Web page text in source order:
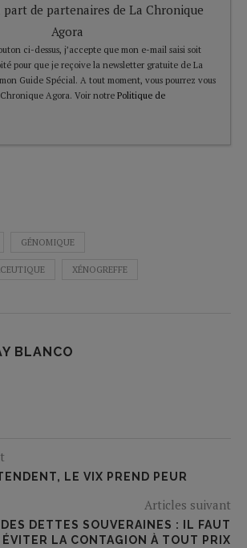
part de partenaires de La Chronique
Agora
ci-dessus, j’accepte que mon e-mail saisi soit
pour que je reçoive la newsletter gratuite de La
Guide Spécial. A tout moment, vous pourrez vous
Agora. Voir notre Politique de
GÉNOMIQUE
XÉNOGREFFE
BLANCO
LE VIX PREND PEUR
Articles suivant
DETTES SOUVERAINES : IL FAUT
ÉVITER LA CONTAGION À TOUT PRIX